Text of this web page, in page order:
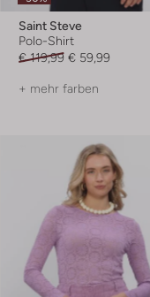
Saint Steve
Polo-Shirt
€ 119,99 € 59,99
+ mehr farben